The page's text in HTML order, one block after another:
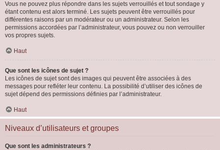
Vous ne pouvez plus répondre dans les sujets verrouillés et tout sondage y
étant contenu est alors terminé. Les sujets peuvent être verrouillés pour
différentes raisons par un modérateur ou un administrateur. Selon les
permissions accordées par l’administrateur, vous pouvez ou non verrouiller
vos propres sujets.
Haut
Que sont les icônes de sujet ?
Les icônes de sujet sont des images qui peuvent être associées à des
messages pour refléter leur contenu. La possibilité d’utiliser des icônes de
sujet dépend des permissions définies par l’administrateur.
Haut
Niveaux d’utilisateurs et groupes
Que sont les administrateurs ?